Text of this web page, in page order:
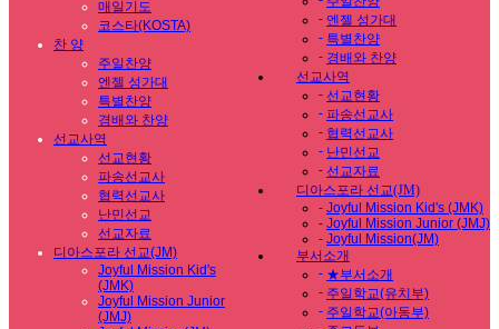
- 엔젤 성가대
- 특별찬양
- 경배와 찬양
선교사역
- 선교현황
- 파송선교사
- 협력선교사
- 난민선교
- 선교자료
디아스포라 선교(JM)
- Joyful Mission Kid's (JMK)
- Joyful Mission Junior (JMJ)
- Joyful Mission(JM)
부서소개
- ★부서소개
- 주일학교(유치부)
- 주일학교(아동부)
매일기도
코스타(KOSTA)
찬 양
주일찬양
엔젤 성가대
특별찬양
경배와 찬양
선교사역
선교현황
파송선교사
협력선교사
난민선교
선교자료
디아스포라 선교(JM)
Joyful Mission Kid's
(JMK)
Joyful Mission Junior
(JMJ)